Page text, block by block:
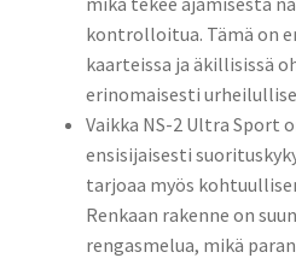
kontrolloitua. Tämä on
kaarteissa ja äkillisissä
erinomaisesti
Vaikka NS-2 Ultra Sport
ensisijaisesti
tarjoaa myös
Renkaan rakenne on
rengasmelua, mikä